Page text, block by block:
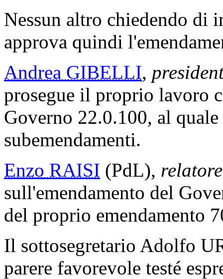
Nessun altro chiedendo di
approva quindi
Andrea GIBELLI,
prosegue il proprio lavoro
Governo 22.0.100, al
subemendamenti.
Enzo RAISI (PdL), relatore
sull'emendamento del
del proprio emendamento
Il sottosegretario Adolfo
parere favorevole testé